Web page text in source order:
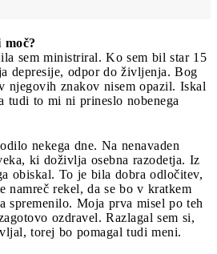
sem ministriral. Ko sem bil star 15
depresije, odpor do življenja. Bog
njegovih znakov nisem opazil. Iskal
tudi to mi ni prineslo nobenega
nekega dne. Na nenavaden
ki doživlja osebna razodetja. Iz
obiskal. To je bila dobra odločitev,
namreč rekel, da se bo v kratkem
spremenilo. Moja prva misel po teh
ozdravel. Razlagal sem si,
torej bo pomagal tudi meni.